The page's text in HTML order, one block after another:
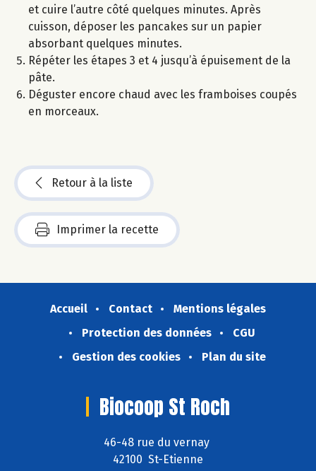
et cuire l’autre côté quelques minutes. Après
cuisson, déposer les pancakes sur un papier
absorbant quelques minutes.
Répéter les étapes 3 et 4 jusqu’à épuisement de la
pâte.
Déguster encore chaud avec les framboises coupés
en morceaux.
Retour à la liste
Imprimer la recette
Accueil Contact
Mentions légales
Protection des données
CGU
Gestion des cookies
Plan du site
Biocoop St Roch
46-48 rue du vernay
42100 St-Etienne